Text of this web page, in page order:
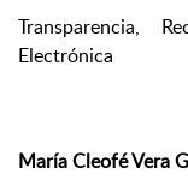
Transparencia,
Electrónica
María Cleofé Vera